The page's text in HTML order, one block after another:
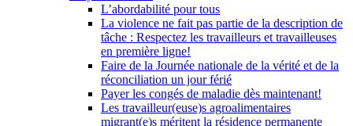
L’abordabilité pour tous
La violence ne fait pas partie de la description de
tâche : Respectez les travailleurs et travailleuses
en première ligne!
Faire de la Journée nationale de la vérité et de la
réconciliation un jour férié
Payer les congés de maladie dès maintenant!
Les travailleur(euse)s agroalimentaires
migrant(e)s méritent la résidence permanente